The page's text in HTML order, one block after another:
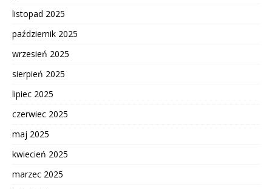
listopad 2025
październik 2025
wrzesień 2025
sierpień 2025
lipiec 2025
czerwiec 2025
maj 2025
kwiecień 2025
marzec 2025